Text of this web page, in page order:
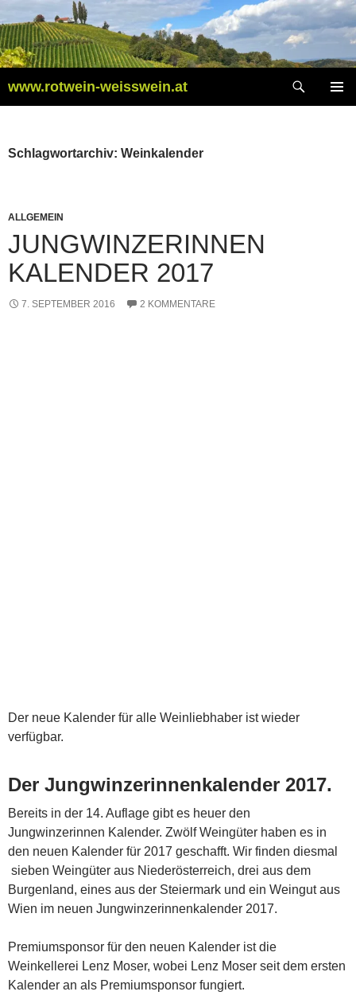
Inhalt
springen
www.rotwein-weisswein.at
Schlagwortarchiv: Weinkalender
ALLGEMEIN
JUNGWINZERINNEN
KALENDER 2017
7. SEPTEMBER 2016 2 KOMMENTARE
Der neue Kalender für alle Weinliebhaber ist wieder
verfügbar.
Der Jungwinzerinnenkalender 2017.
Bereits in der 14. Auflage gibt es heuer den
Jungwinzerinnen Kalender. Zwölf Weingüter haben es in
den neuen Kalender für 2017 geschafft. Wir finden diesmal
sieben Weingüter aus Niederösterreich, drei aus dem
Burgenland, eines aus der Steiermark und ein Weingut aus
Wien im neuen Jungwinzerinnenkalender 2017.
Premiumsponsor für den neuen Kalender ist die
Weinkellerei Lenz Moser, wobei Lenz Moser seit dem ersten
Kalender an als Premiumsponsor fungiert.